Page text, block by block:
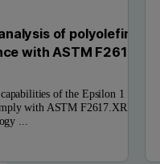
of polyolefins
with ASTM F2617
of the Epsilon 1
with ASTM F2617.XRF
...